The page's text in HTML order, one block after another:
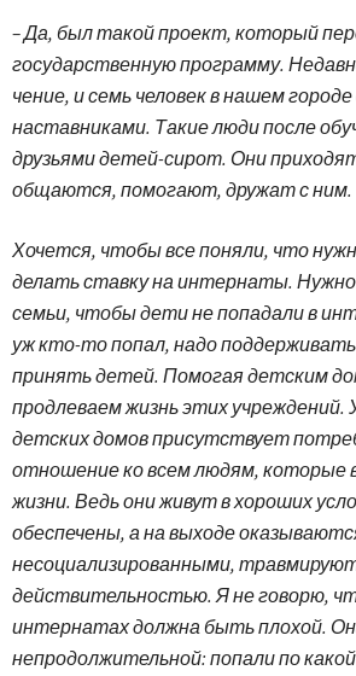
– Да, был такой проект, который
государственную программу.
чение, и семь человек в нашем
наставниками. Такие люди после
друзьями детей-сирот. Они
общаются, помогают, дружат с ним.
Хочется, чтобы все поняли, что
делать ставку на интернаты.
семьи, чтобы дети не попадали в
уж кто-то попал, надо
принять детей. Помогая детским
продлеваем жизнь этих учреждений.
детских домов присутствует
отношение ко всем людям, которые
жизни. Ведь они живут в хороших
обеспечены, а на выходе
несоциализированными,
действительностью. Я не говорю,
интернатах должна быть плохой.
непродолжительной: попали по